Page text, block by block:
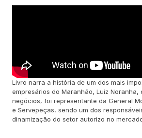
Livro narra a história de um dos mais
empresários do Maranhão, Luiz Noranha,
negócios, foi representante da General
e Servepeças, sendo um dos
dinamização do setor autorizo no